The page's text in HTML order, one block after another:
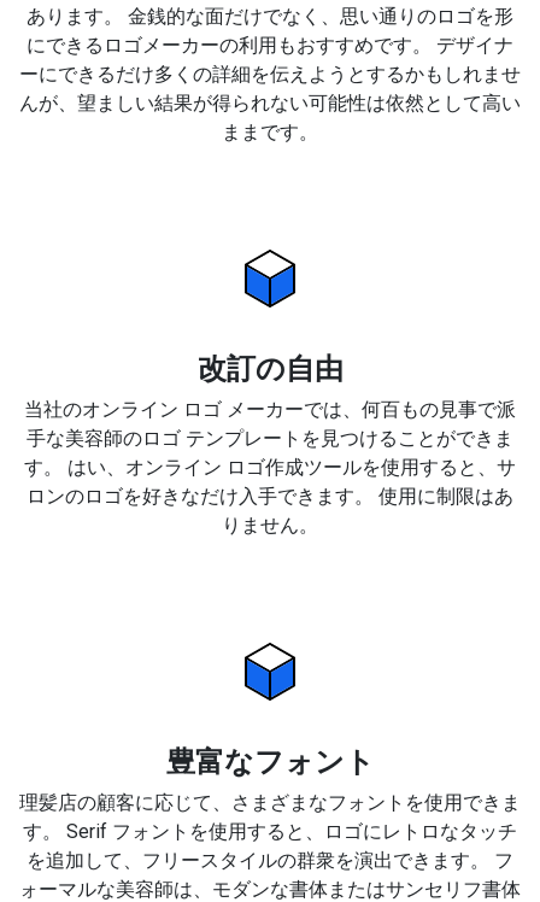
あります。 金銭的な面だけでなく、思い通りのロゴを形
にできるロゴメーカーの利用もおすすめです。 デザイナ
ーにできるだけ多くの詳細を伝えようとするかもしれませ
んが、望ましい結果が得られない可能性は依然として高い
ままです。
改訂の自由
当社のオンライン ロゴ メーカーでは、何百もの見事で派
手な美容師のロゴ テンプレートを見つけることができま
す。 はい、オンライン ロゴ作成ツールを使用すると、サ
ロンのロゴを好きなだけ入手できます。 使用に制限はあ
りません。
豊富なフォント
理髪店の顧客に応じて、さまざまなフォントを使用できま
す。 Serif フォントを使用すると、ロゴにレトロなタッチ
を追加して、フリースタイルの群衆を演出できます。 フ
ォーマルな美容師は、モダンな書体またはサンセリフ書体